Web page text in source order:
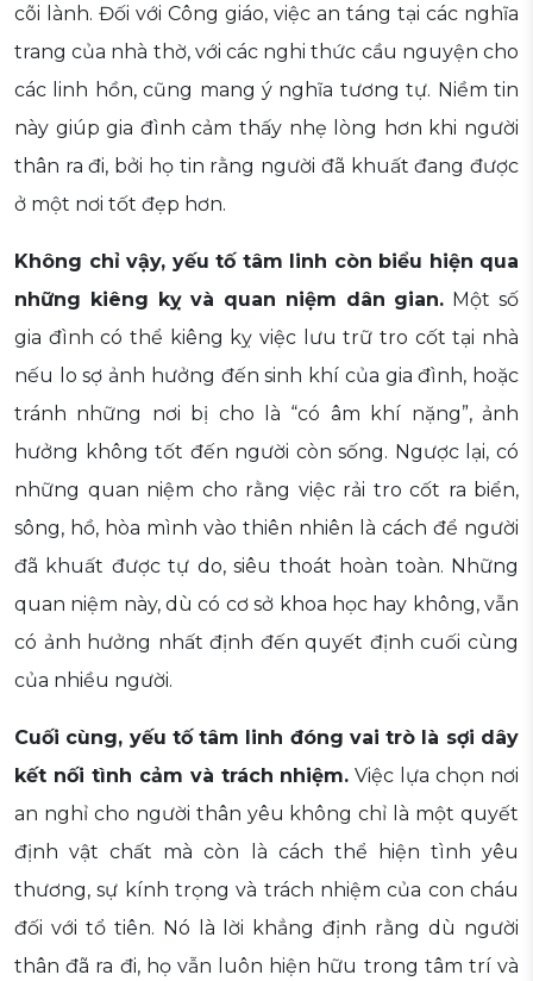
cõi lành. Đối với Công giáo, việc an táng tại các nghĩa
trang của nhà thờ, với các nghi thức cầu nguyện cho
các linh hồn, cũng mang ý nghĩa tương tự. Niềm tin
này giúp gia đình cảm thấy nhẹ lòng hơn khi người
thân ra đi, bởi họ tin rằng người đã khuất đang được
ở một nơi tốt đẹp hơn.
Không chỉ vậy, yếu tố tâm linh còn biểu hiện qua
những kiêng kỵ và quan niệm dân gian. Một số
gia đình có thể kiêng kỵ việc lưu trữ tro cốt tại nhà
nếu lo sợ ảnh hưởng đến sinh khí của gia đình, hoặc
tránh những nơi bị cho là “có âm khí nặng”, ảnh
hưởng không tốt đến người còn sống. Ngược lại, có
những quan niệm cho rằng việc rải tro cốt ra biển,
sông, hồ, hòa mình vào thiên nhiên là cách để người
đã khuất được tự do, siêu thoát hoàn toàn. Những
quan niệm này, dù có cơ sở khoa học hay không, vẫn
có ảnh hưởng nhất định đến quyết định cuối cùng
của nhiều người.
Cuối cùng, yếu tố tâm linh đóng vai trò là sợi dây
kết nối tình cảm và trách nhiệm. Việc lựa chọn nơi
an nghỉ cho người thân yêu không chỉ là một quyết
định vật chất mà còn là cách thể hiện tình yêu
thương, sự kính trọng và trách nhiệm của con cháu
đối với tổ tiên. Nó là lời khẳng định rằng dù người
thân đã ra đi, họ vẫn luôn hiện hữu trong tâm trí và